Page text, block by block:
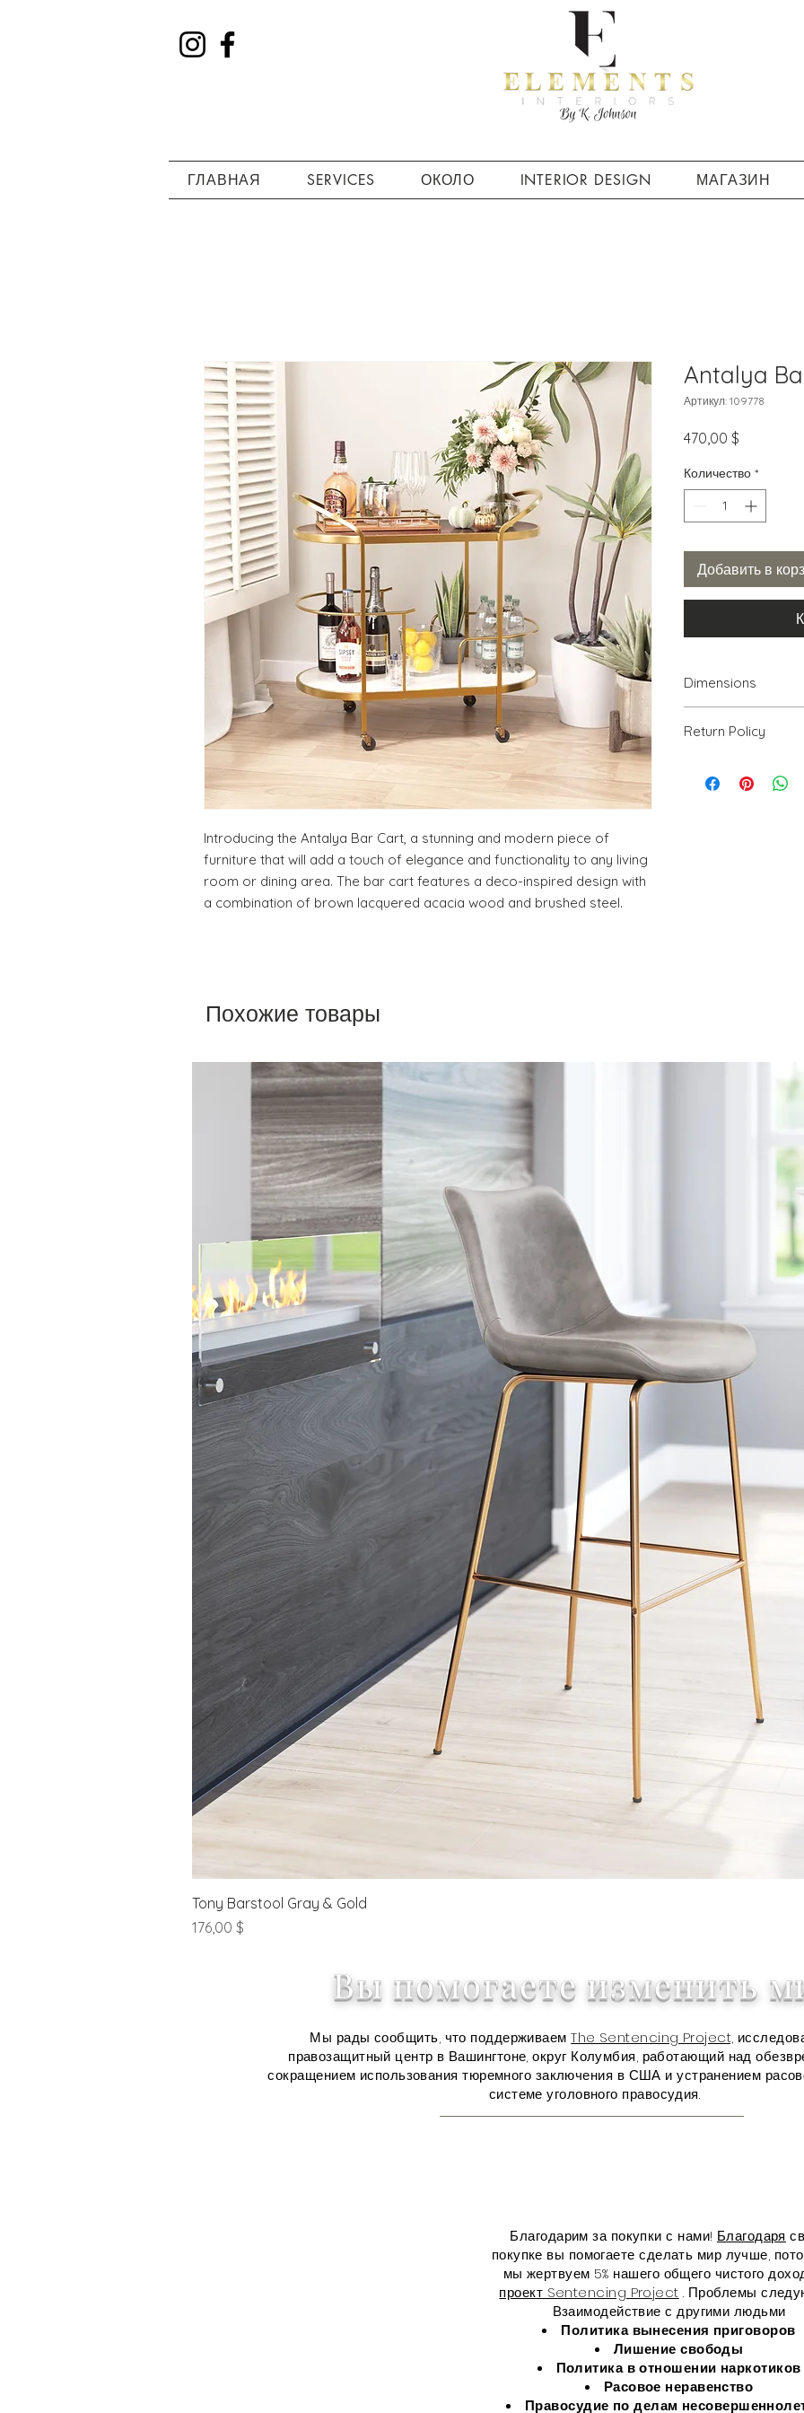
ГЛАВНАЯ SERVICES ОКОЛО INTERIOR DESIGN МАГАЗИН
Introducing the Antalya Bar Cart, a stunning and modern piece of
furniture that will add a touch of elegance and functionality to any living
room or dining area. The bar cart features a deco-inspired design with
a combination of brown lacquered acacia wood and brushed steel.
Antalya
Артикул: 109778
470,00 $
Количество *
Добавить в
Dimensions
Return Policy
PRODUCT, THAT IS
Похожие товары
Tony Barstool Gray & Gold
Цена
176,00 $
Вы помогаете изменить
Мы рады сообщить, что поддерживаемThe Sentencing Project,
правозащитный центр в Вашингтоне, округ Колумбия, работающий над
сокращением использования тюремного заключения в США и устранением
системе уголовного правосудия.
Благодарим за покупки с нами! Благодаря
покупке вы помогаете сделать мир лучше,
мы жертвуем 5% нашего общего чистого
проект Sentencing Project . Проблемы
Взаимодействие с другими людьми
Политика вынесения приговоров
Лишение свободы
Политика в отношении наркотиков
Расовое неравенство
Правосудие по делам